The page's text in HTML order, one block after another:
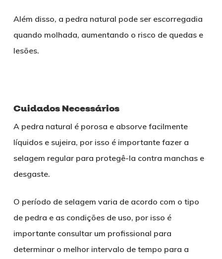
Além disso, a pedra natural pode ser escorregadia
quando molhada, aumentando o risco de quedas e
lesões.
Cuidados Necessários
A pedra natural é porosa e absorve facilmente
líquidos e sujeira, por isso é importante fazer a
selagem regular para protegê-la contra manchas e
desgaste.
O período de selagem varia de acordo com o tipo
de pedra e as condições de uso, por isso é
importante consultar um profissional para
determinar o melhor intervalo de tempo para a